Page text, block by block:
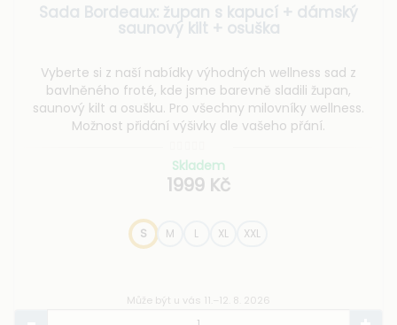
Sada Bordeaux: župan s kapucí + dámský
saunový kilt + osuška
Vyberte si z naší nabídky výhodných wellness sad z
bavlněného froté, kde jsme barevně sladili župan,
saunový kilt a osušku. Pro všechny milovníky wellness.
Možnost přidání výšivky dle vašeho přání.
Skladem
1999 Kč
S M L XL XXL
Může být u vás 11.–12. 8. 2026